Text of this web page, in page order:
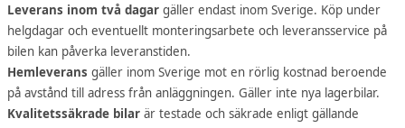
Leverans inom två dagar gäller endast inom Sverige. Köp under
helgdagar och eventuellt monteringsarbete och leveransservice på
bilen kan påverka leveranstiden.
Hemleverans gäller inom Sverige mot en rörlig kostnad beroende
på avstånd till adress från anläggningen. Gäller inte nya lagerbilar.
Kvalitetssäkrade bilar är testade och säkrade enligt gällande